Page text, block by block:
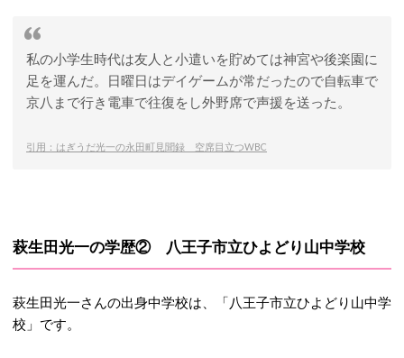
私の小学生時代は友人と小遣いを貯めては神宮や後楽園に
足を運んだ。日曜日はデイゲームが常だったので自転車で
京八まで行き電車で往復をし外野席で声援を送った。
引用：はぎうだ光一の永田町見聞録 空席目立つWBC
萩生田光一の学歴② 八王子市立ひよどり山中学校
萩生田光一さんの出身中学校は、「八王子市立ひよどり山中学
校」です。